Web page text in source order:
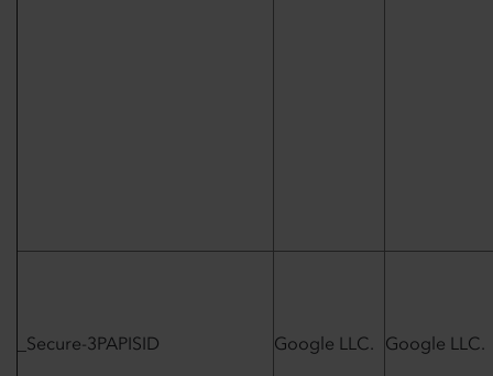
_Secure-3PAPISID Google LLC. Google LLC.